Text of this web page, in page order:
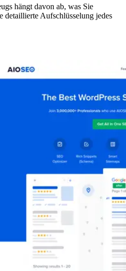
hängt davon ab, was Sie
detaillierte Aufschlüsselung jedes